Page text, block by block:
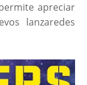
apreciar
lanzaredes